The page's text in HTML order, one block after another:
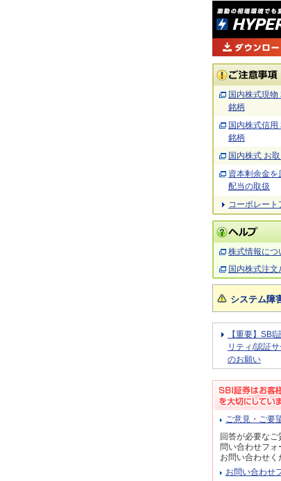
国内株式現
銘柄
国内株式信
銘柄
国内株式 お
資本剰余金を
配当の取扱
コーポレート
株式情報につ
国内株式注文
システム障
【重要】SBI
リティ/認証
のお願い
ご意見・ご要
回答が必要なご
問い合わせフォ
お問い合わせく
お問い合わせ